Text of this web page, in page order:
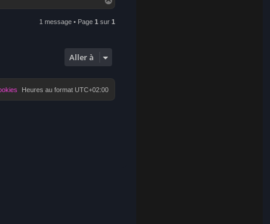
a
t
1 message • Page 1 sur 1
Aller à
Heures au format UTC+02:00